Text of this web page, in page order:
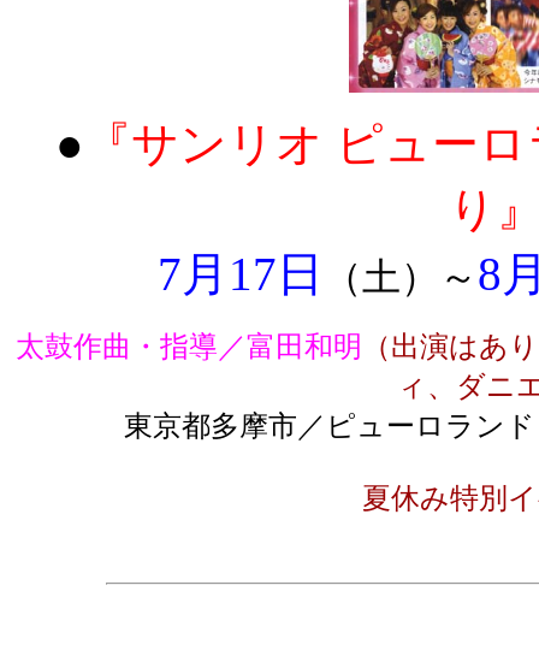
● 『サンリオ ピュー
り
7月17日
（土）～ 8
太鼓作曲・指導／富田和明
（出演はあ
ィ、ダニ
東京都多摩市／ピューロラン
夏休み特別